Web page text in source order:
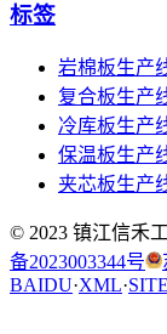
标签
岩棉板生产
复合板生产
冷库板生产
保温板生产
夹芯板生产
© 2023 镇江信禾
备2023003344号
BAIDU·XML·